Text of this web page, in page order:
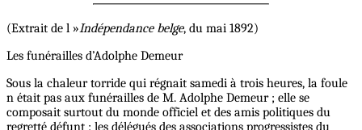
(Extrait de l »Indépendance belge, du mai 1892)
Les funérailles d’Adolphe Demeur
Sous la chaleur torride qui régnait samedi à trois heures, la foule
n était pas aux funérailles de M. Adolphe Demeur ; elle se
composait surtout du monde officiel et des amis politiques du
regretté défunt : les délégués des associations progressistes du